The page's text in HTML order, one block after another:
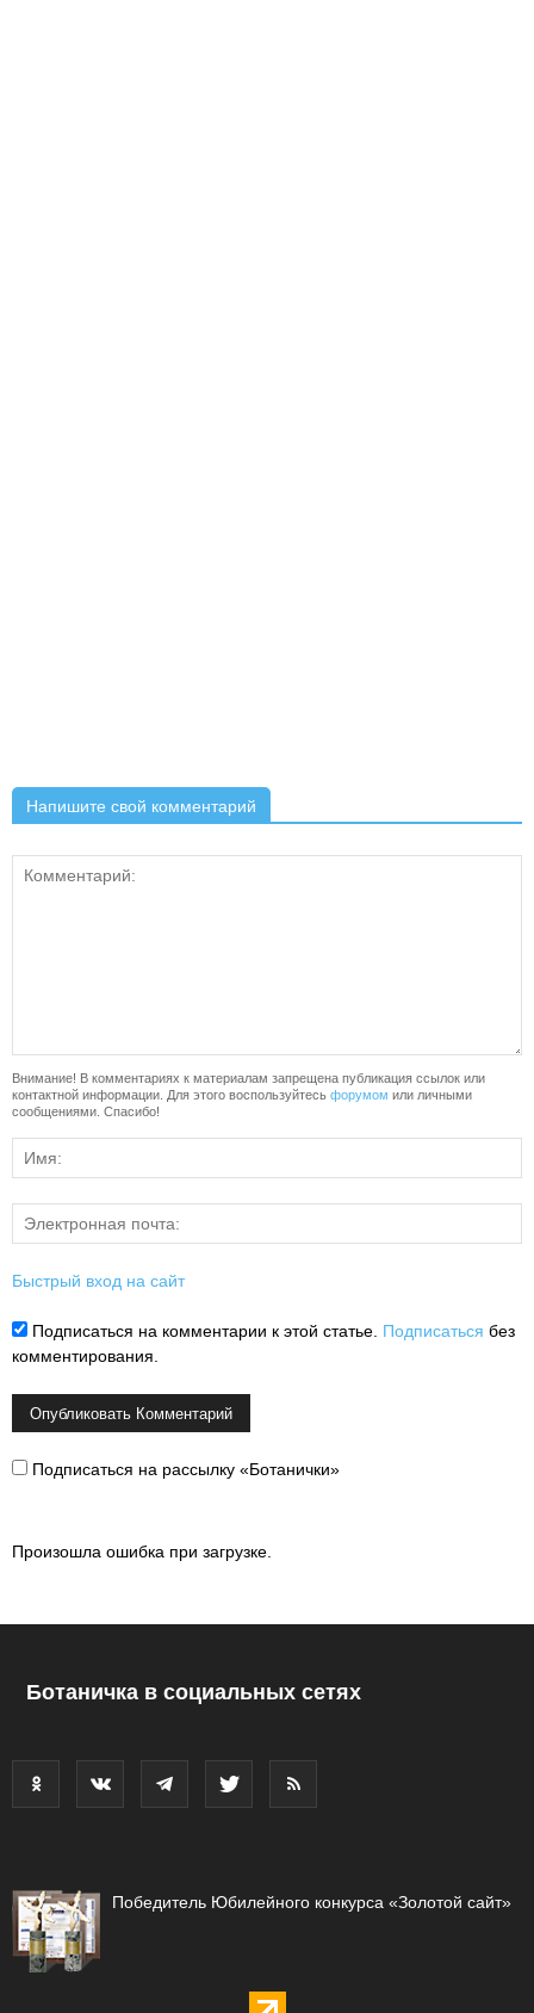
Напишите свой комментарий
Внимание! В комментариях к материалам запрещена публикация ссылок или
контактной информации. Для этого воспользуйтесь форумом или личными
сообщениями. Спасибо!
Быстрый вход на сайт
Подписаться на комментарии к этой статье. Подписаться без
комментирования.
Подписаться на рассылку «Ботанички»
Произошла ошибка при загрузке.
Ботаничка в социальных сетях
Победитель Юбилейного конкурса «Золотой сайт»